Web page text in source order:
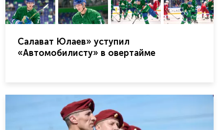
Салават Юлаев» уступил
«Автомобилисту» в овертайме